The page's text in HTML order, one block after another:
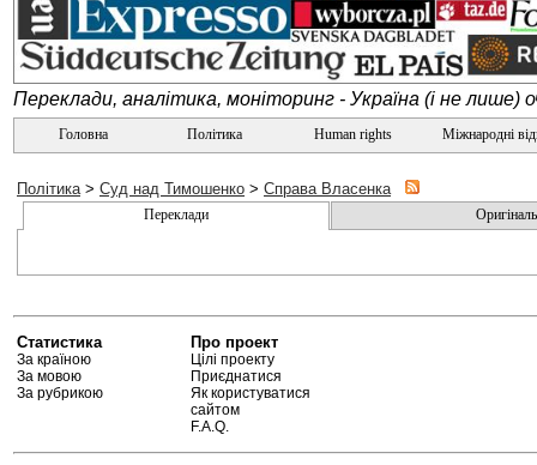
Переклади, аналітика, моніторинг - Україна (і не лише)
Головна Політика Human rights Міжнародні
Політика> Суд над Тимошенко > Справа Власенка
Переклади
Статистика
За країною
За мовою
За рубрикою
Про проект
Цілі проекту
Приєднатися
Як користуватися
сайтом
F.A.Q.